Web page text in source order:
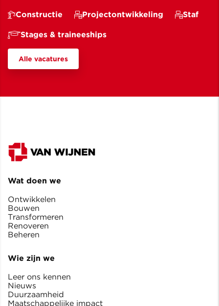
Constructie Projectontwikkeling Staf
Stages & traineeships
Alle vacatures
Wat doen we
Ontwikkelen
Bouwen
Transformeren
Renoveren
Beheren
Wie zijn we
Leer ons kennen
Nieuws
Duurzaamheid
Maatschappelijke impact